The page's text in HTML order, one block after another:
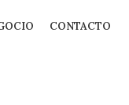
CONTACTO